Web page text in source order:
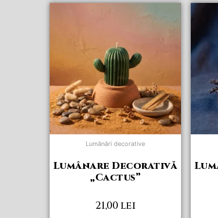
Lumânări decorative
Lumânare Decorativă
„Cactus”
21,00 lei
produs
Opțiunile
pot
fi
alese
în
pagina